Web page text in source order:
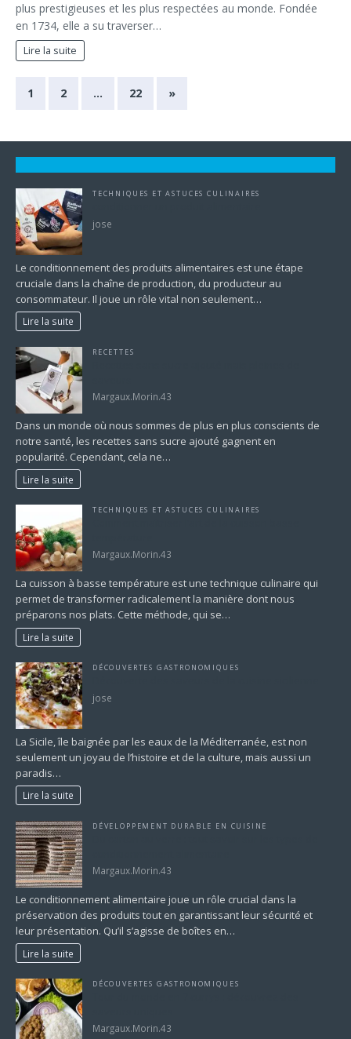
plus prestigieuses et les plus respectées au monde. Fondée
en 1734, elle a su traverser…
Lire la suite
1 2 … 22 »
TECHNIQUES ET ASTUCES CULINAIRES
jose
Le conditionnement des produits alimentaires est une étape
cruciale dans la chaîne de production, du producteur au
consommateur. Il joue un rôle vital non seulement…
Lire la suite
RECETTES
Margaux.Morin.43
Dans un monde où nous sommes de plus en plus conscients de
notre santé, les recettes sans sucre ajouté gagnent en
popularité. Cependant, cela ne…
Lire la suite
TECHNIQUES ET ASTUCES CULINAIRES
Margaux.Morin.43
La cuisson à basse température est une technique culinaire qui
permet de transformer radicalement la manière dont nous
préparons nos plats. Cette méthode, qui se…
Lire la suite
DÉCOUVERTES GASTRONOMIQUES
jose
La Sicile, île baignée par les eaux de la Méditerranée, est non
seulement un joyau de l’histoire et de la culture, mais aussi un
paradis…
Lire la suite
DÉVELOPPEMENT DURABLE EN CUISINE
Margaux.Morin.43
Le conditionnement alimentaire joue un rôle crucial dans la
préservation des produits tout en garantissant leur sécurité et
leur présentation. Qu’il s’agisse de boîtes en…
Lire la suite
DÉCOUVERTES GASTRONOMIQUES
Margaux.Morin.43